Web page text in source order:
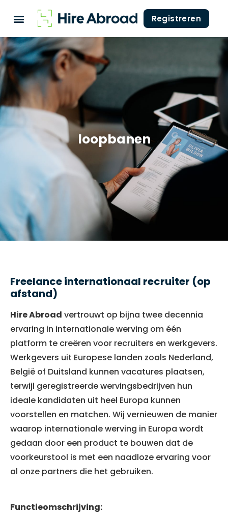
Registreren
loopbanen
Freelance internationaal recruiter (op
afstand)
Hire Abroad vertrouwt op bijna twee decennia
ervaring in internationale werving om één
platform te creëren voor recruiters en werkgevers.
Werkgevers uit Europese landen zoals Nederland,
België of Duitsland kunnen vacatures plaatsen,
terwijl geregistreerde wervingsbedrijven hun
ideale kandidaten uit heel Europa kunnen
voorstellen en matchen. Wij vernieuwen de manier
waarop internationale werving in Europa wordt
gedaan door een product te bouwen dat de
voorkeurstool is met een naadloze ervaring voor
al onze partners die het gebruiken.
Functieomschrijving: